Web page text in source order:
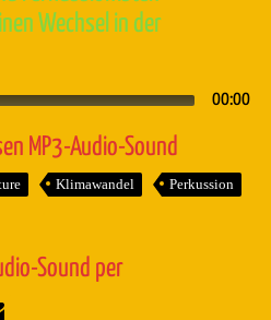
Wechsel in der
00:00
MP3-Audio-Sound
Klimawandel Perkussion
Sound per